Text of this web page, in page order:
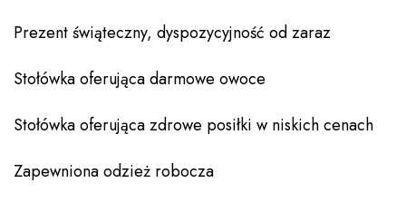
Prezent świąteczny, dyspozycyjność od zaraz
Stołówka oferująca darmowe owoce
Stołówka oferująca zdrowe posiłki w niskich cenach
Zapewniona odzież robocza